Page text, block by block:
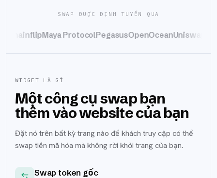
SWAP ĐƯỢC ĐỊNH TUYẾN QUA
Maya ProtocolPegasusOpenOceanUniswap1inch
WIDGET LÀ GÌ
Một công cụ swap bạn
thêm vào website của bạn
Đặt nó trên bất kỳ trang nào để khách truy cập có thể
swap tiền mã hóa mà không rời khỏi trang của bạn.
Swap token gốc